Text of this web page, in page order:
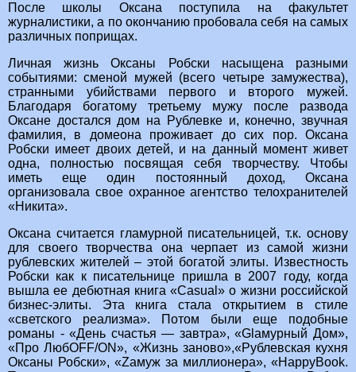
После школы Оксана поступила на факультет
журналистики, а по окончанию пробовала себя на самых
различных поприщах.
Личная жизнь Оксаны Робски насыщена разными
событиями: сменой мужей (всего четыре замужества),
странными убийствами первого и второго мужей.
Благодаря богатому третьему мужу после развода
Оксане достался дом на Рублевке и, конечно, звучная
фамилия, в домеона проживает до сих пор. Оксана
Робски имеет двоих детей, и на данный момент живет
одна, полностью посвящая себя творчеству. Чтобы
иметь еще один постоянный доход, Оксана
организовала свое охранное агентство телохранителей
«Никита».
Оксана считается гламурной писательницей, т.к. основу
для своего творчества она черпает из самой жизни
рублевских жителей – этой богатой элиты. Известность
Робски как к писательнице пришла в 2007 году, когда
вышла ее дебютная книга «Casual» о жизни российской
бизнес-элиты. Эта книга стала открытием в стиле
«светского реализма». Потом были еще подобные
романы - «День счастья — завтра», «Glaмурный Дом»,
«Про ЛюбOFF/ON», «Жизнь заново»,«Рублевская кухня
Оксаны Робски», «Zaмуж за миллионера», «HappyBook.